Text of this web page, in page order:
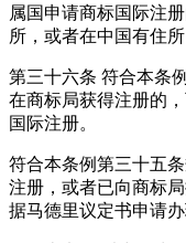
属国申请商标国际注
所，或者在中国有住
第三十六条 符合本条
在商标局获得注册的
国际注册。
符合本条例第三十五
注册，或者已向商标
据马德里议定书申请